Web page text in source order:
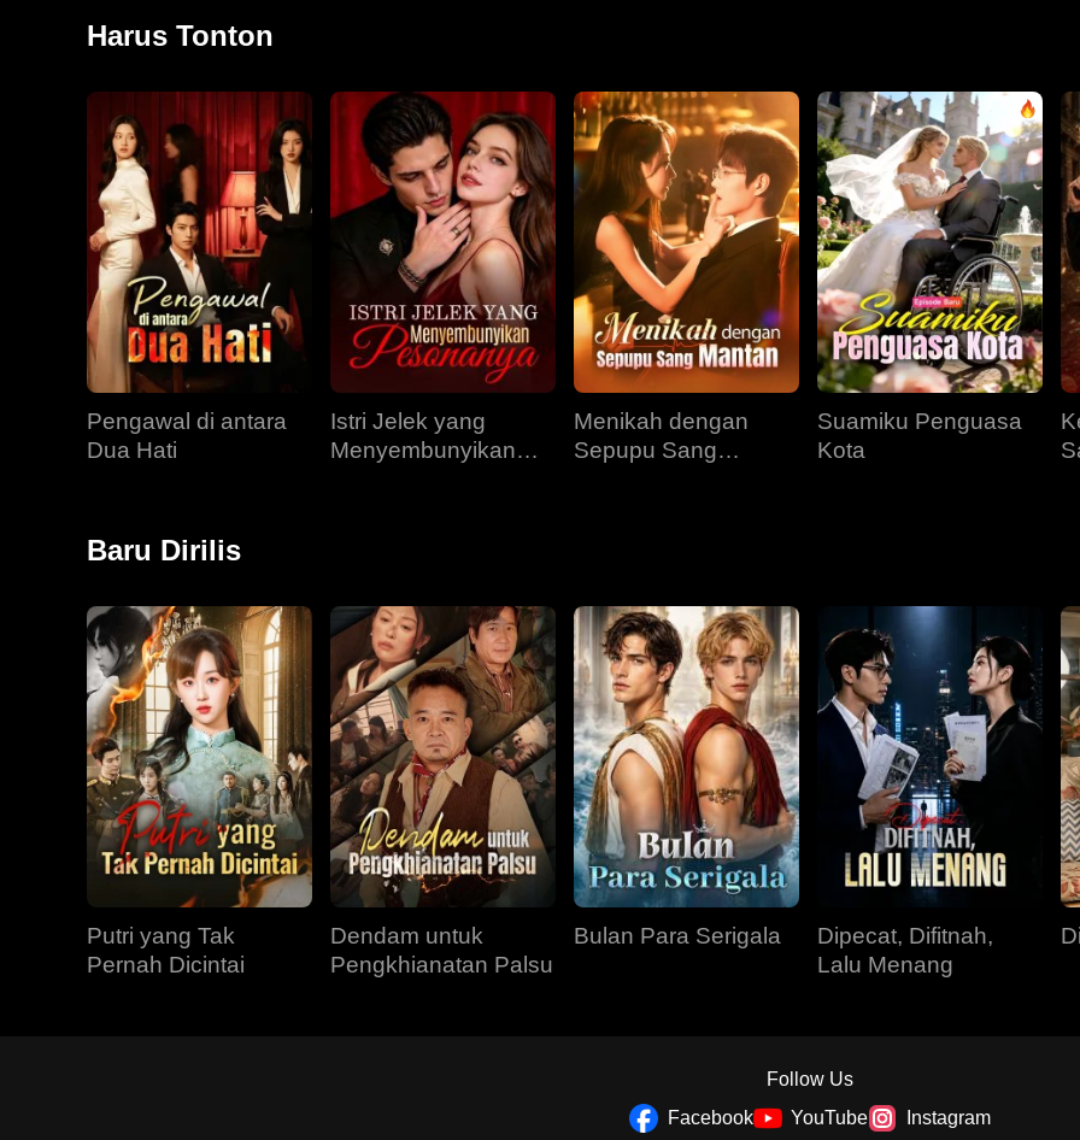
Harus Tonton
Pengawal di antara
Dua Hati
Istri Jelek yang
Menyembunyikan
Menikah dengan
Sepupu Sang
Suamiku Penguasa
Kota
Baru Dirilis
Putri yang Tak
Pernah Dicintai
Dendam untuk
Pengkhianatan Palsu
Bulan Para Serigala
Dipecat, Difitnah,
Lalu Menang
Follow Us
Facebook
YouTube Instagram